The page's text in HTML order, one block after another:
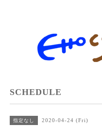
SCHEDULE
指定なし 2020-04-24 (Fri)